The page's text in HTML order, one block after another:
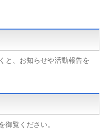
と、お知らせや活動報告を
御覧ください。